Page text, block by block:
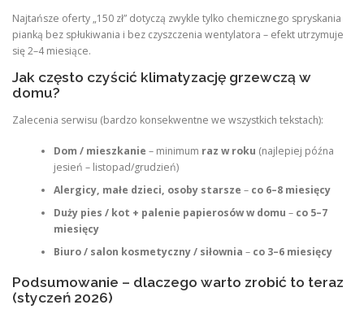
Najtańsze oferty „150 zł” dotyczą zwykle tylko chemicznego spryskania
pianką bez spłukiwania i bez czyszczenia wentylatora – efekt utrzymuje
się 2–4 miesiące.
Jak często czyścić klimatyzację grzewczą w
domu?
Zalecenia serwisu (bardzo konsekwentne we wszystkich tekstach):
Dom / mieszkanie – minimum raz w roku (najlepiej późna
jesień – listopad/grudzień)
Alergicy, małe dzieci, osoby starsze – co 6–8 miesięcy
Duży pies / kot + palenie papierosów w domu – co 5–7
miesięcy
Biuro / salon kosmetyczny / siłownia – co 3–6 miesięcy
Podsumowanie – dlaczego warto zrobić to teraz
(styczeń 2026)